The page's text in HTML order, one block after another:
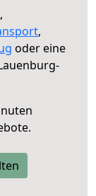
,
,
oder eine